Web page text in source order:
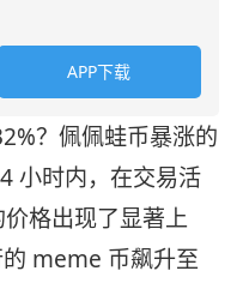
APP下载
？佩佩蛙币暴涨的
小时内，在交易活
格出现了显著上
meme 币飙升至